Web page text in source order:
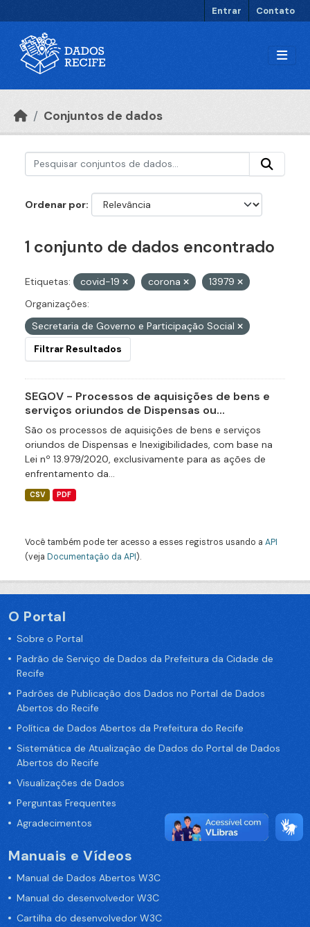
Entrar Contato
Conjuntos de dados
Ordenar por
1 conjunto de dados encontrado
Etiquetas: covid-19 corona
13979
Organizações:
Secretaria de Governo e Participação Social
Filtrar Resultados
SEGOV - Processos de aquisições de bens e
serviços oriundos de Dispensas ou...
São os processos de aquisições de bens e serviços
oriundos de Dispensas e Inexigibilidades, com base na
Lei nº 13.979/2020, exclusivamente para as ações de
enfrentamento da...
CSV PDF
Você também pode ter acesso a esses registros usando a API
(veja Documentação da API).
O Portal
Sobre o Portal
Padrão de Serviço de Dados da Prefeitura da Cidade de
Recife
Padrões de Publicação dos Dados no Portal de Dados
Abertos do Recife
Política de Dados Abertos da Prefeitura do Recife
Sistemática de Atualização de Dados do Portal de Dados
Abertos do Recife
Visualizações de Dados
Perguntas Frequentes
Agradecimentos
Manuais e Vídeos
Manual de Dados Abertos W3C
Manual do desenvolvedor W3C
Cartilha do desenvolvedor W3C